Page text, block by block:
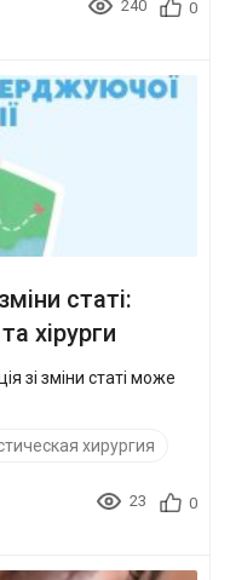
240 0
статі:
хірурги
зі зміни статі може
хирургия
23 0